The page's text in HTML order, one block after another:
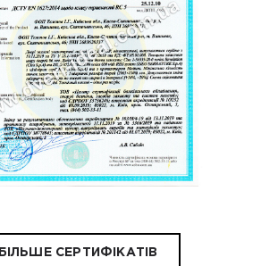
БІЛЬШЕ СЕРТИФІКАТІВ